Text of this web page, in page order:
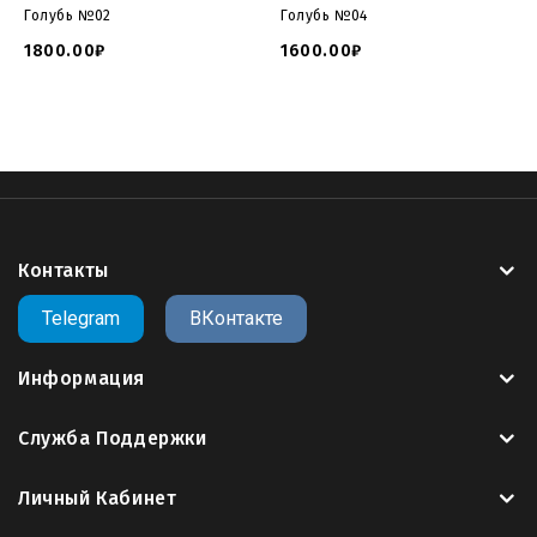
Голубь №02
1800.00₽
Голубь №04
1600.00₽
Контакты
Telegram ВКонтакте
Информация
Служба Поддержки
Личный Кабинет